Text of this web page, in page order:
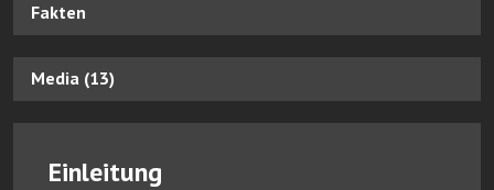
Fakten
Media (13)
Einleitung